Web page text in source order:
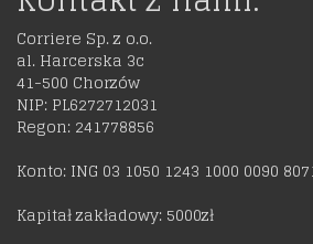
Corriere Sp. z o.o.
al. Harcerska 3c
41-500 Chorzów
NIP: PL6272712031
Regon: 241778856
Konto: ING 03 1050 1243 1000 0090
Kapitał zakładowy: 5000zł